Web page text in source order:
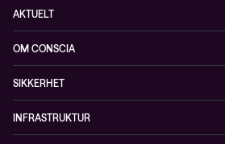
Sikkerhet
Observability
Tjenester, service og support
AKTUELT
Referanser
Whitepapers
Blogg
OM CONSCIA
Ansatte
Partnere
SIKKERHET
Sikkerhetsløsninger
INFRASTRUKTUR